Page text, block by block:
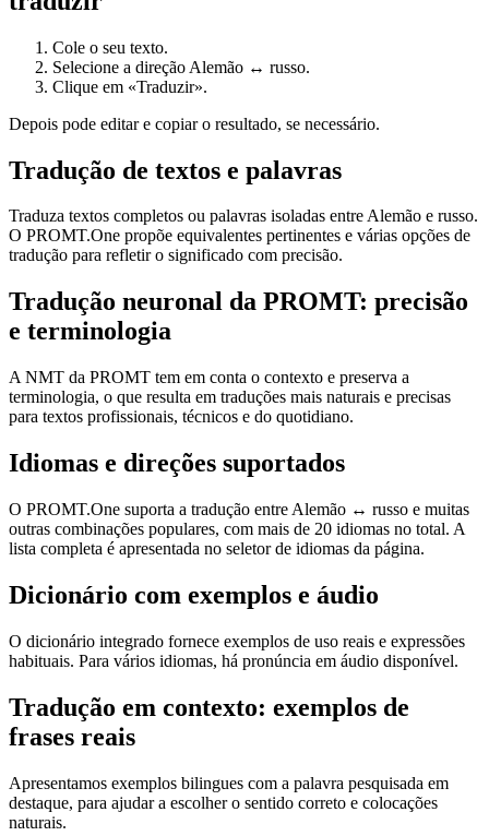
Cole o seu texto.
Selecione a direção Alemão ↔ russo.
Clique em «Traduzir».
Depois pode editar e copiar o resultado, se necessário.
Tradução de textos e palavras
Traduza textos completos ou palavras isoladas entre Alemão e russo.
O PROMT.One propõe equivalentes pertinentes e várias opções de
tradução para refletir o significado com precisão.
Tradução neuronal da PROMT: precisão
e terminologia
A NMT da PROMT tem em conta o contexto e preserva a
terminologia, o que resulta em traduções mais naturais e precisas
para textos profissionais, técnicos e do quotidiano.
Idiomas e direções suportados
O PROMT.One suporta a tradução entre Alemão ↔ russo e muitas
outras combinações populares, com mais de 20 idiomas no total. A
lista completa é apresentada no seletor de idiomas da página.
Dicionário com exemplos e áudio
O dicionário integrado fornece exemplos de uso reais e expressões
habituais. Para vários idiomas, há pronúncia em áudio disponível.
Tradução em contexto: exemplos de
frases reais
Apresentamos exemplos bilingues com a palavra pesquisada em
destaque, para ajudar a escolher o sentido correto e colocações
naturais.